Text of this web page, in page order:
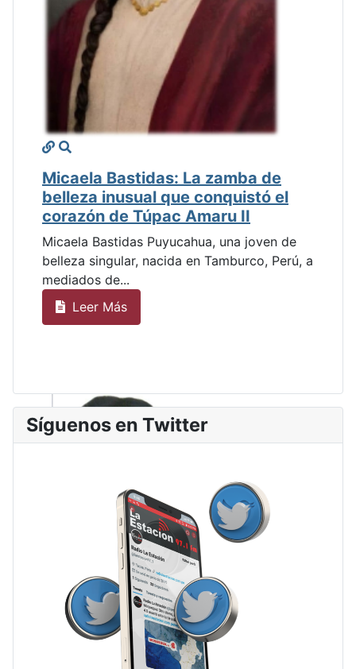
Micaela Bastidas: La zamba de
belleza inusual que conquistó el
corazón de Túpac Amaru II
Micaela Bastidas Puyucahua, una joven de
belleza singular, nacida en Tamburco, Perú, a
mediados de...
Leer Más
Síguenos en Twitter